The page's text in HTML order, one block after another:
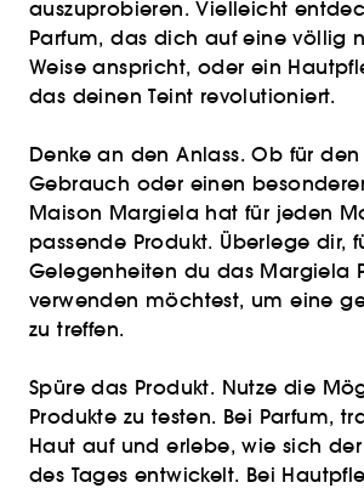
auszuprobieren. Vielleicht
Parfum, das dich auf eine völlig
Weise anspricht, oder ein
das deinen Teint revolutioniert.
Denke an den Anlass. Ob für
Gebrauch oder einen
Maison Margiela hat für jeden
passende Produkt. Überlege dir,
Gelegenheiten du das Margiela
verwenden möchtest, um eine
zu treffen.
Spüre das Produkt. Nutze die
Produkte zu testen. Bei Parfum,
Haut auf und erlebe, wie sich
des Tages entwickelt. Bei